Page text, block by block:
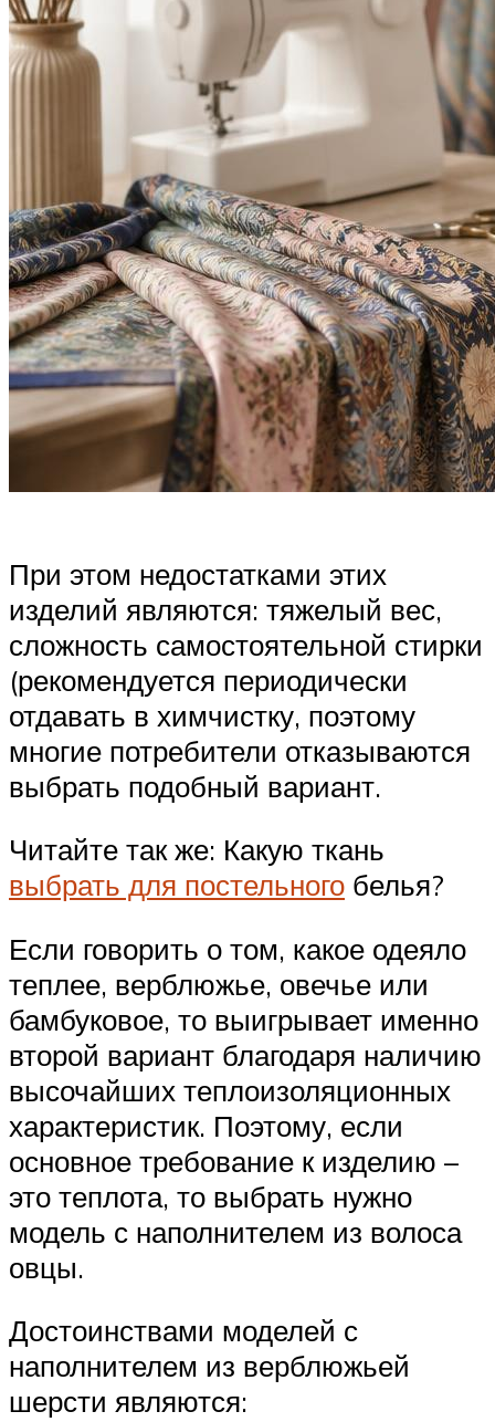
При этом недостатками этих
изделий являются: тяжелый вес,
сложность самостоятельной стирки
(рекомендуется периодически
отдавать в химчистку, поэтому
многие потребители отказываются
выбрать подобный вариант.
Читайте так же: Какую ткань
выбрать для постельного белья?
Если говорить о том, какое одеяло
теплее, верблюжье, овечье или
бамбуковое, то выигрывает именно
второй вариант благодаря наличию
высочайших теплоизоляционных
характеристик. Поэтому, если
основное требование к изделию –
это теплота, то выбрать нужно
модель с наполнителем из волоса
овцы.
Достоинствами моделей с
наполнителем из верблюжьей
шерсти являются: